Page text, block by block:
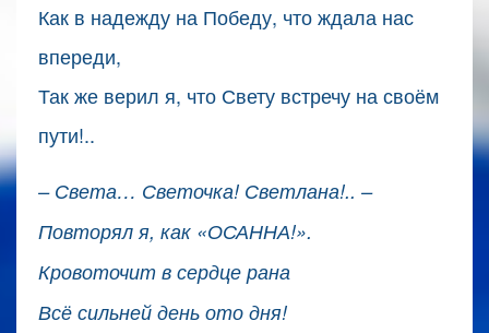
Как в надежду на Победу, что ждала нас
впереди,
Так же верил я, что Свету встречу на своём
пути!..
– Света… Светочка! Светлана!.. –
Повторял я, как «ОСАННА!».
Кровоточит в сердце рана
Всё сильней день ото дня!